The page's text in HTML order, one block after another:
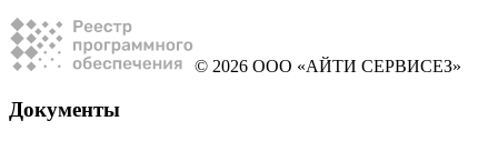
© 2026 ООО «АЙТИ СЕРВИСЕЗ»
Документы